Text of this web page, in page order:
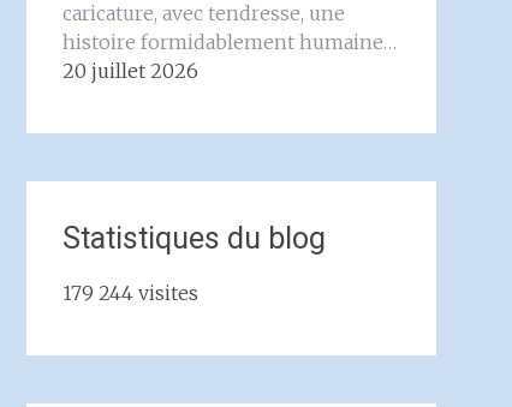
caricature, avec tendresse, une
histoire formidablement humaine…
20 juillet 2026
Statistiques du blog
179 244 visites